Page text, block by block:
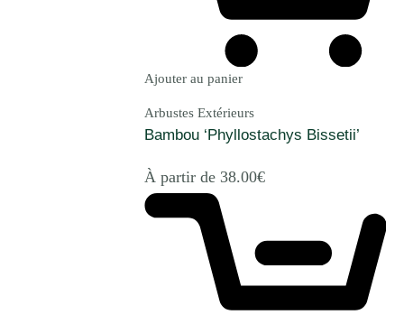
Ajouter au panier
Arbustes Extérieurs
Bambou ‘Phyllostachys Bissetii’
À partir de 38.00€